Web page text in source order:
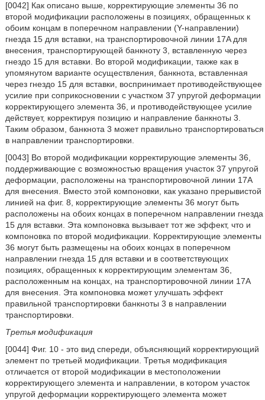
[0042] Как описано выше, корректирующие элементы 36 по
второй модификации расположены в позициях, обращенных к
обоим концам в поперечном направлении (Y-направлении)
гнезда 15 для вставки, на транспортировочной линии 17A для
внесения, транспортирующей банкноту 3, вставленную через
гнездо 15 для вставки. Во второй модификации, также как в
упомянутом варианте осуществления, банкнота, вставленная
через гнездо 15 для вставки, воспринимает противодействующее
усилие при соприкосновении с участком 37 упругой деформации
корректирующего элемента 36, и противодействующее усилие
действует, корректируя позицию и направление банкноты 3.
Таким образом, банкнота 3 может правильно транспортироваться
в направлении транспортировки.
[0043] Во второй модификации корректирующие элементы 36,
поддерживающие с возможностью вращения участок 37 упругой
деформации, расположены на транспортировочной линии 17A
для внесения. Вместо этой компоновки, как указано прерывистой
линией на фиг. 8, корректирующие элементы 36 могут быть
расположены на обоих концах в поперечном направлении гнезда
15 для вставки. Эта компоновка вызывает тот же эффект, что и
компоновка по второй модификации. Корректирующие элементы
36 могут быть размещены на обоих концах в поперечном
направлении гнезда 15 для вставки и в соответствующих
позициях, обращенных к корректирующим элементам 36,
расположенным на концах, на транспортировочной линии 17A
для внесения. Эта компоновка может улучшать эффект
правильной транспортировки банкноты 3 в направлении
транспортировки.
Третья модификация
[0044] Фиг. 10 - это вид спереди, объясняющий корректирующий
элемент по третьей модификации. Третья модификация
отличается от второй модификации в местоположении
корректирующего элемента и направлении, в котором участок
упругой деформации корректирующего элемента может